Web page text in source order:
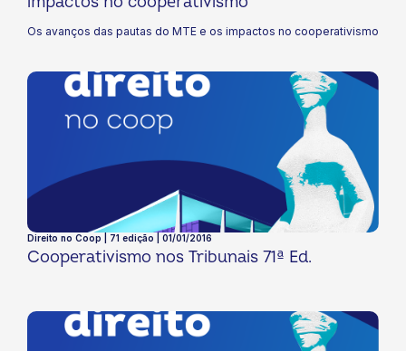
Os avanços das pautas do MTE e os impactos no cooperativismo
Direito no Coop | 71 edição | 01/01/2016
Cooperativismo nos Tribunais 71ª Ed.